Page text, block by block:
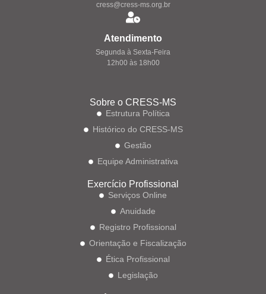
cress@cress-ms.org.br
Atendimento
Segunda à Sexta-Feira
12h00 às 18h00
Sobre o CRESS-MS
Estrutura Política
Histórico do CRESS-MS
Gestão
Equipe Administrativa
Exercício Profissional
Serviços Online
Anuidade
Registro Profissional
Orientação e Fiscalização
Ética Profissional
Legislação